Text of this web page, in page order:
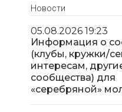
Новости
05.08.2026 19:23
Информация о
(клубы, кружки/
интересам,
сообщества) для
«серебряной»